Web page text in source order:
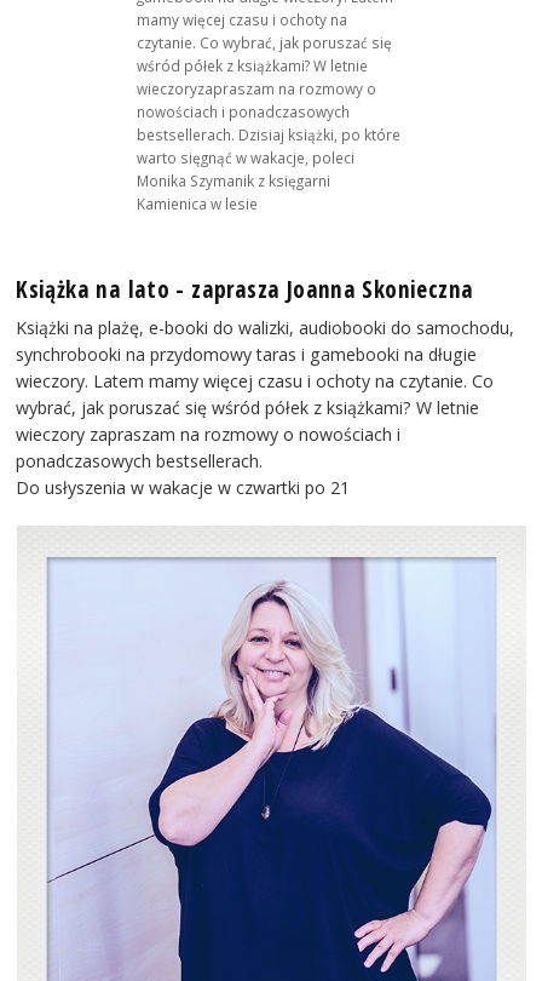
mamy więcej czasu i ochoty na
czytanie. Co wybrać, jak poruszać się
wśród półek z książkami? W letnie
wieczoryzapraszam na rozmowy o
nowościach i ponadczasowych
bestsellerach. Dzisiaj książki, po które
warto sięgnąć w wakacje, poleci
Monika Szymanik z księgarni
Kamienica w lesie
Książka na lato - zaprasza Joanna Skonieczna
Książki na plażę, e-booki do walizki, audiobooki do samochodu,
synchrobooki na przydomowy taras i gamebooki na długie
wieczory. Latem mamy więcej czasu i ochoty na czytanie. Co
wybrać, jak poruszać się wśród półek z książkami? W letnie
wieczory zapraszam na rozmowy o nowościach i
ponadczasowych bestsellerach.
Do usłyszenia w wakacje w czwartki po 21